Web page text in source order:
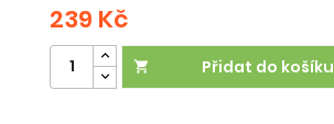
239 Kč
 Přidat do košíku